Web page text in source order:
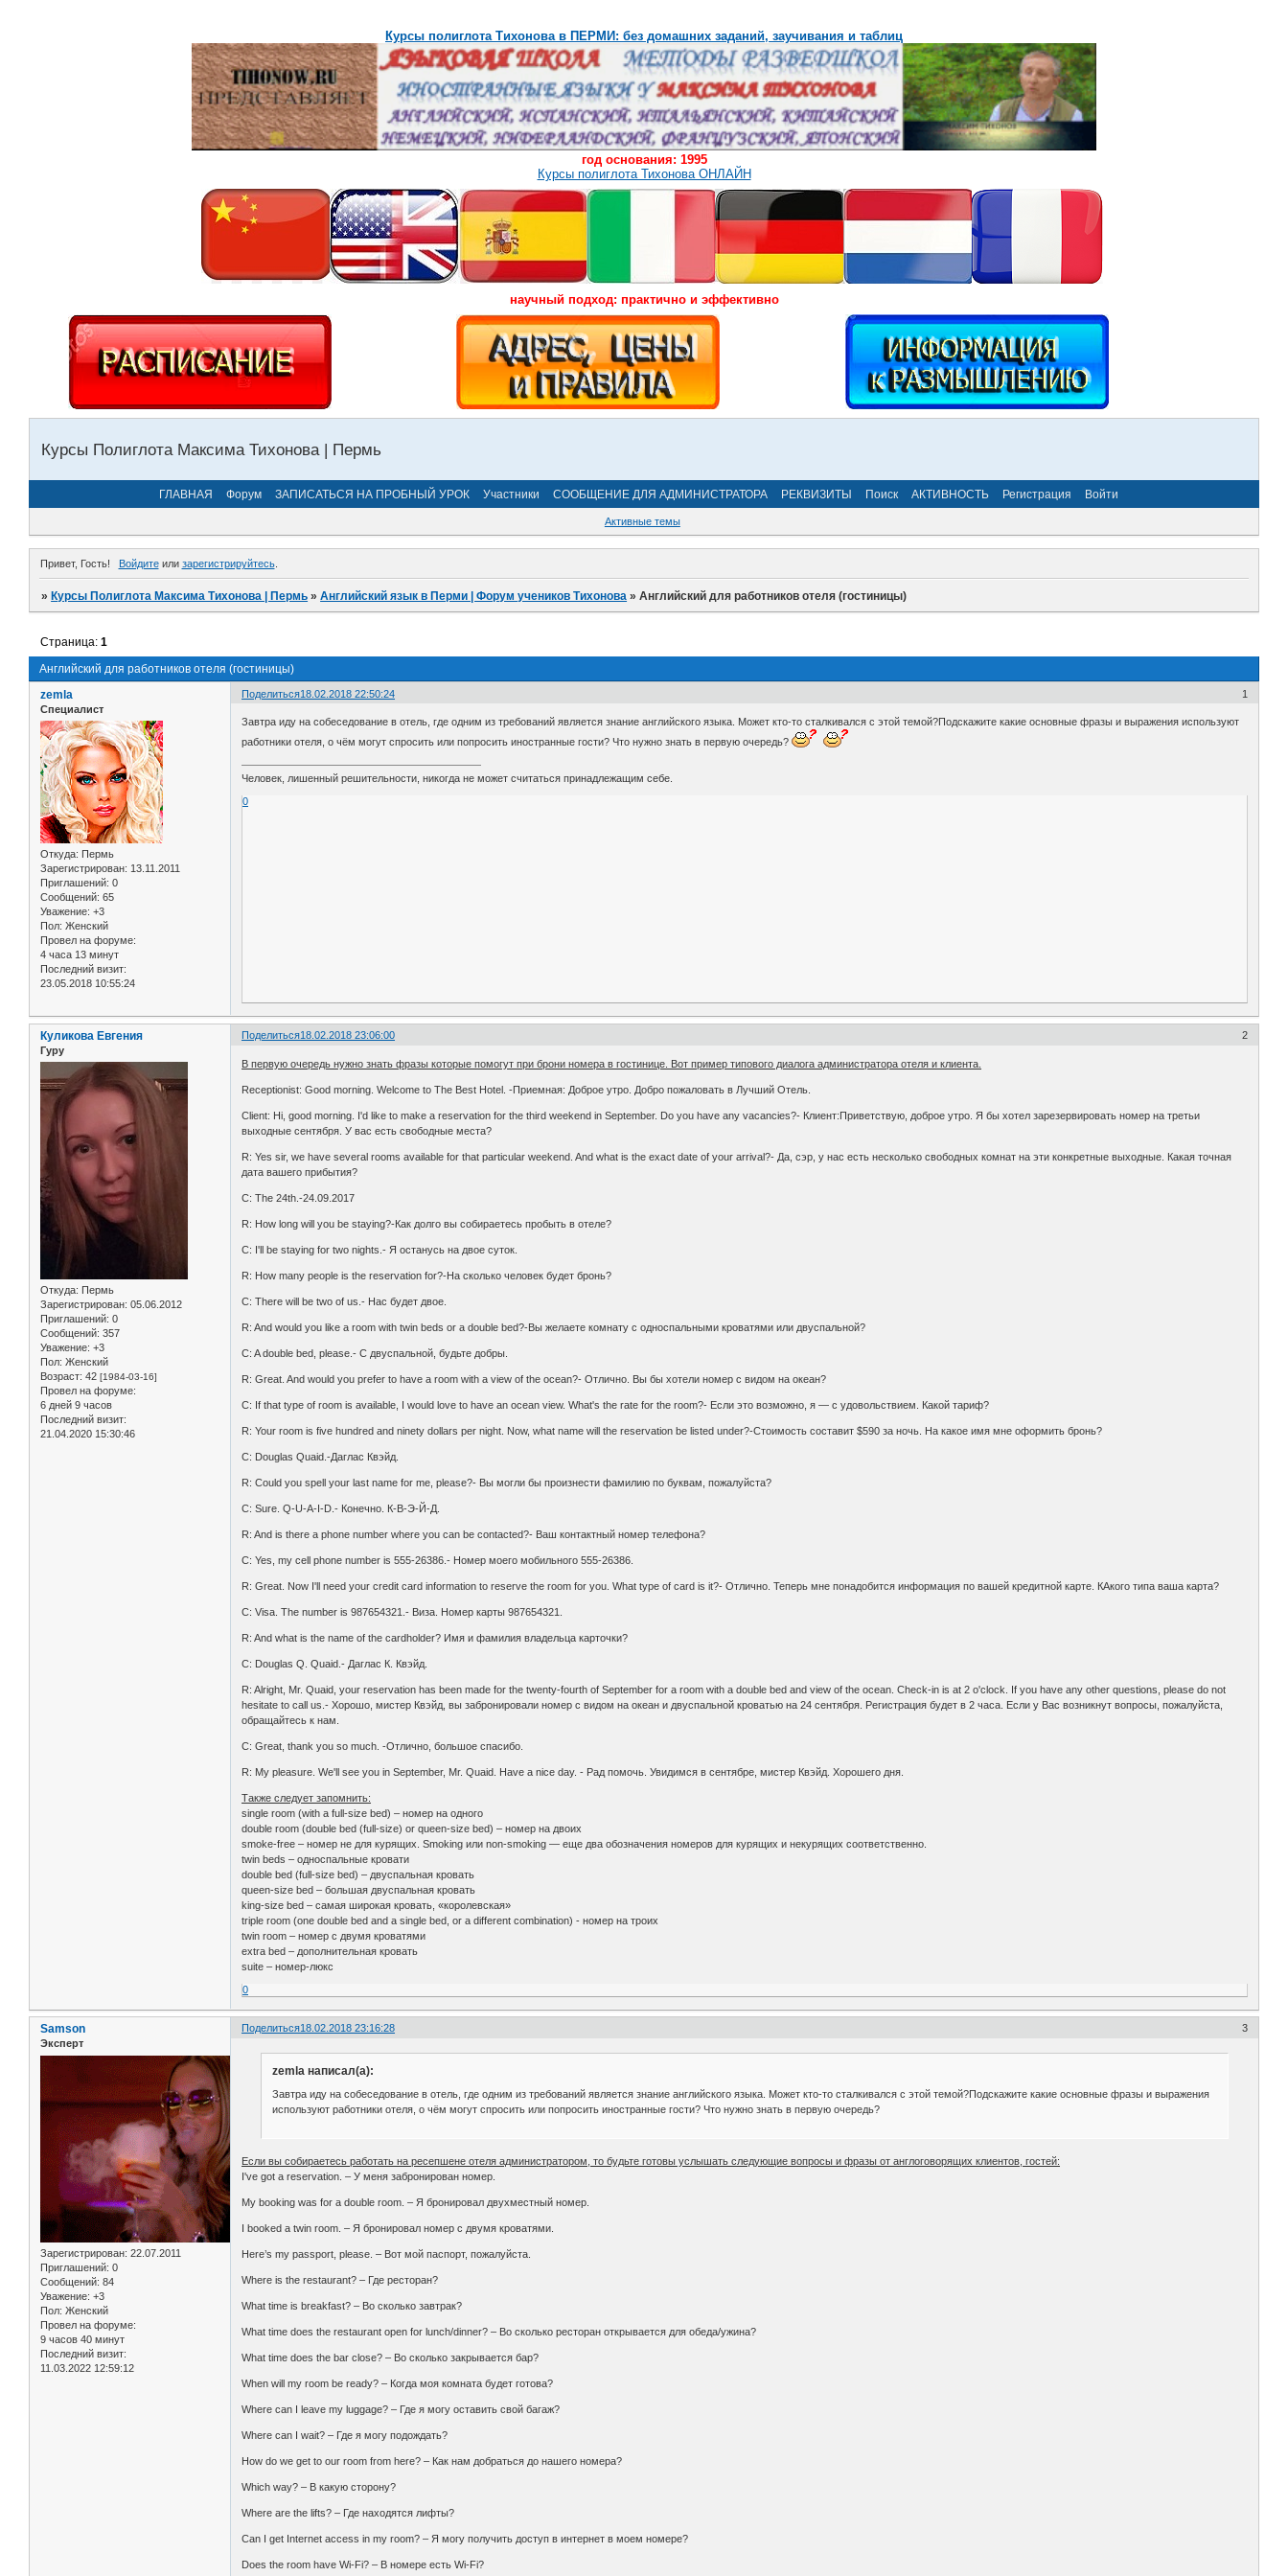
Курсы полиглота Тихонова в ПЕРМИ: без домашних заданий, заучивания и таблиц
год основания: 1995
Курсы полиглота Тихонова ОНЛАЙН
научный подход: практично и эффективно
Курсы Полиглота Максима Тихонова | Пермь
ГЛАВНАЯ Форум ЗАПИСАТЬСЯ НА ПРОБНЫЙ УРОК Участники СООБЩЕНИЕ ДЛЯ АДМИНИСТРАТОРА РЕКВИЗИТЫ Поиск АКТИВНОСТЬ Регистрация Войти
Активные темы
Привет, Гость! Войдитеили зарегистрируйтесь.
»Курсы Полиглота Максима Тихонова | Пермь »Английский язык в Перми | Форум учеников Тихонова »Английский для работников отеля (гостиницы)
Английский для работников отеля (гостиницы)
Страница:1
Поделиться 1
18.02.2018 22:50:24
zemla
Специалист
Откуда: Пермь
Зарегистрирован: 13.11.2011
Приглашений: 0
Сообщений: 65
Уважение: +3
Пол: Женский
Провел на форуме:
4 часа 13 минут
Последний визит:
23.05.2018 10:55:24
Завтра иду на собеседование в отель, где одним из требований является знание английского языка. Может кто-то сталкивался с этой темой?Подскажите какие основные фразы и выражения используют
работники отеля, о чём могут спросить или попросить иностранные гости? Что нужно знать в первую очередь?
Человек, лишенный решительности, никогда не может считаться принадлежащим себе.
0
Поделиться 2
18.02.2018 23:06:00
Куликова Евгения
Гуру
Откуда: Пермь
Зарегистрирован: 05.06.2012
Приглашений: 0
Сообщений: 357
Уважение: +3
Пол: Женский
Возраст: 42 [1984-03-16]
Провел на форуме:
6 дней 9 часов
Последний визит:
21.04.2020 15:30:46
В первую очередь нужно знать фразы которые помогут при брони номера в гостинице. Вот пример типового диалога администратора отеля и клиента.
Receptionist: Good morning. Welcome to The Best Hotel. -Приемная: Доброе утро. Добро пожаловать в Лучший Отель.
Client: Hi, good morning. I'd like to make a reservation for the third weekend in September. Do you have any vacancies?- Клиент:Приветствую, доброе утро. Я бы хотел зарезервировать номер на третьи
выходные сентября. У вас есть свободные места?
R: Yes sir, we have several rooms available for that particular weekend. And what is the exact date of your arrival?- Да, сэр, у нас есть несколько свободных комнат на эти конкретные выходные. Какая точная
дата вашего прибытия?
C: The 24th.-24.09.2017
R: How long will you be staying?-Как долго вы собираетесь пробыть в отеле?
C: I'll be staying for two nights.- Я останусь на двое суток.
R: How many people is the reservation for?-На сколько человек будет бронь?
C: There will be two of us.- Нас будет двое.
R: And would you like a room with twin beds or a double bed?-Вы желаете комнату с односпальными кроватями или двуспальной?
C: A double bed, please.- С двуспальной, будьте добры.
R: Great. And would you prefer to have a room with a view of the ocean?- Отлично. Вы бы хотели номер с видом на океан?
C: If that type of room is available, I would love to have an ocean view. What's the rate for the room?- Если это возможно, я — с удовольствием. Какой тариф?
R: Your room is five hundred and ninety dollars per night. Now, what name will the reservation be listed under?-Стоимость составит $590 за ночь. На какое имя мне оформить бронь?
C: Douglas Quaid.-Даглас Квэйд.
R: Could you spell your last name for me, please?- Вы могли бы произнести фамилию по буквам, пожалуйста?
C: Sure. Q-U-A-I-D.- Конечно. К-В-Э-Й-Д.
R: And is there a phone number where you can be contacted?- Ваш контактный номер телефона?
C: Yes, my cell phone number is 555-26386.- Номер моего мобильного 555-26386.
R: Great. Now I'll need your credit card information to reserve the room for you. What type of card is it?- Отлично. Теперь мне понадобится информация по вашей кредитной карте. КАкого типа ваша карта?
C: Visa. The number is 987654321.- Виза. Номер карты 987654321.
R: And what is the name of the cardholder? Имя и фамилия владельца карточки?
C: Douglas Q. Quaid.- Даглас К. Квэйд.
R: Alright, Mr. Quaid, your reservation has been made for the twenty-fourth of September for a room with a double bed and view of the ocean. Check-in is at 2 o'clock. If you have any other questions, please do not
hesitate to call us.- Хорошо, мистер Квэйд, вы забронировали номер с видом на океан и двуспальной кроватью на 24 сентября. Регистрация будет в 2 часа. Если у Вас возникнут вопросы, пожалуйста,
обращайтесь к нам.
C: Great, thank you so much. -Отлично, большое спасибо.
R: My pleasure. We'll see you in September, Mr. Quaid. Have a nice day. - Рад помочь. Увидимся в сентябре, мистер Квэйд. Хорошего дня.
Также следует запомнить:
single room (with a full-size bed) – номер на одного
double room (double bed (full-size) or queen-size bed) – номер на двоих
smoke-free – номер не для курящих. Smoking или non-smoking — еще два обозначения номеров для курящих и некурящих соответственно.
twin beds – односпальные кровати
double bed (full-size bed) – двуспальная кровать
queen-size bed – большая двуспальная кровать
king-size bed – самая широкая кровать, «королевская»
triple room (one double bed and a single bed, or a different combination) - номер на троих
twin room – номер с двумя кроватями
extra bed – дополнительная кровать
suite – номер-люкс
0
Поделиться 3
18.02.2018 23:16:28
Samson
Эксперт
Зарегистрирован: 22.07.2011
Приглашений: 0
Сообщений: 84
Уважение: +3
Пол: Женский
Провел на форуме:
9 часов 40 минут
Последний визит:
11.03.2022 12:59:12
zemla написал(а):
Завтра иду на собеседование в отель, где одним из требований является знание английского языка. Может кто-то сталкивался с этой темой?Подскажите какие основные фразы и выражения
используют работники отеля, о чём могут спросить или попросить иностранные гости? Что нужно знать в первую очередь?
Если вы собираетесь работать на ресепшене отеля администратором, то будьте готовы услышать следующие вопросы и фразы от англоговорящих клиентов, гостей:
I've got a reservation. – У меня забронирован номер.
My booking was for a double room. – Я бронировал двухместный номер.
I booked a twin room. – Я бронировал номер с двумя кроватями.
Here’s my passport, please. – Вот мой паспорт, пожалуйста.
Where is the restaurant? – Где ресторан?
What time is breakfast? – Во сколько завтрак?
What time does the restaurant open for lunch/dinner? – Во сколько ресторан открывается для обеда/ужина?
What time does the bar close? – Во сколько закрывается бар?
When will my room be ready? – Когда моя комната будет готова?
Where can I leave my luggage? – Где я могу оставить свой багаж?
Where can I wait? – Где я могу подождать?
How do we get to our room from here? – Как нам добраться до нашего номера?
Which way? – В какую сторону?
Where are the lifts? – Где находятся лифты?
Can I get Internet access in my room? – Я могу получить доступ в интернет в моем номере?
Does the room have Wi-Fi? – В номере есть Wi-Fi?